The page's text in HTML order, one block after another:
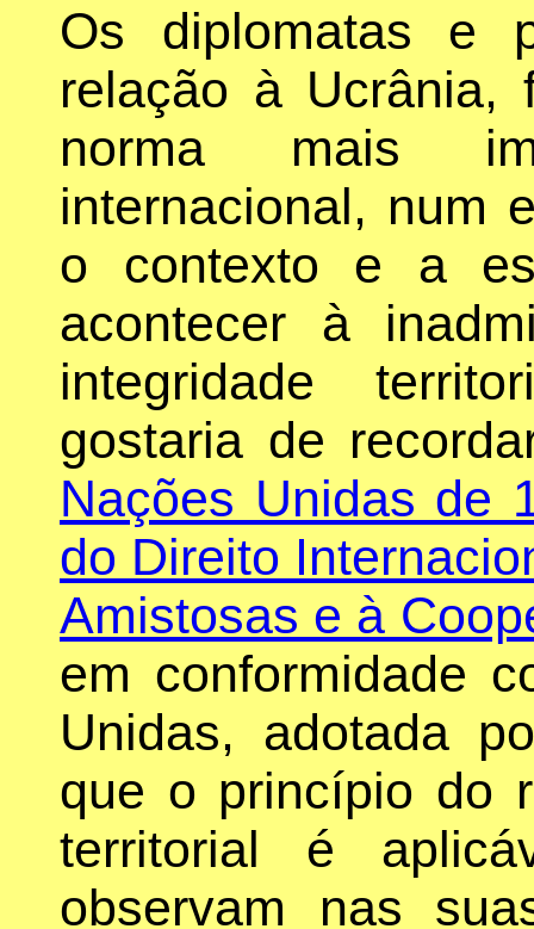
Os diplomatas e
relação à Ucrânia,
norma mais
internacional, num
o contexto e a
acontecer à
integridade
gostaria de
Nações Unidas de
do Direito
Amistosas e à
em conformidade
Unidas, adotada
que o princípio do
territorial é
observam nas